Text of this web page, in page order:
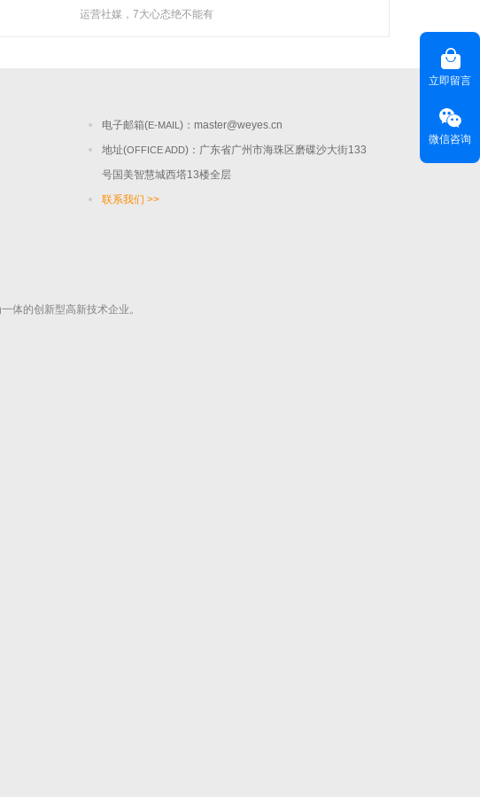
运营社媒，7大心态绝不能有
电子邮箱(E-MAIL )：master@weyes.cn
地址(OFFICE ADD)：广东省广州市海珠区磨碟沙大街133
号国美智慧城西塔13楼全层
联系我们 >>
体的创新型高新技术企业。
立即留言
微信咨询